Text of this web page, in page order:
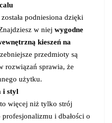
podniesiona dzięki
w niej wygodne
kieszeń na
przedmioty są
rozwiązań sprawia, że
użytku.
i styl
więcej niż tylko strój
i dbałości o